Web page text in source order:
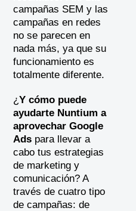
campañas SEM y las
campañas en redes
no se parecen en
nada más, ya que su
funcionamiento es
totalmente diferente.
¿Y cómo puede
ayudarte Nuntium a
aprovechar Google
Ads para llevar a
cabo tus estrategias
de marketing y
comunicación? A
través de cuatro tipo
de campañas: de